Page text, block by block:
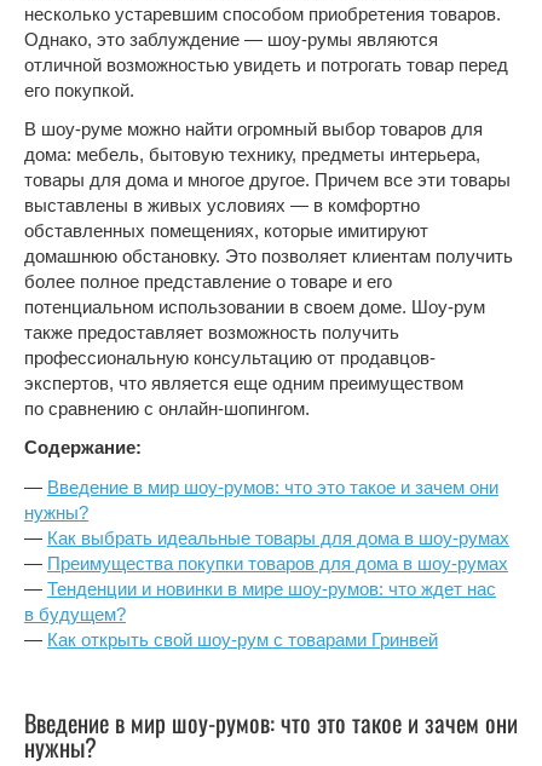
несколько устаревшим способом приобретения товаров.
Однако, это заблуждение — шоу-румы являются
отличной возможностью увидеть и потрогать товар перед
его покупкой.
В шоу-руме можно найти огромный выбор товаров для
дома: мебель, бытовую технику, предметы интерьера,
товары для дома и многое другое. Причем все эти товары
выставлены в живых условиях — в комфортно
обставленных помещениях, которые имитируют
домашнюю обстановку. Это позволяет клиентам получить
более полное представление о товаре и его
потенциальном использовании в своем доме. Шоу-рум
также предоставляет возможность получить
профессиональную консультацию от продавцов-
экспертов, что является еще одним преимуществом
по сравнению с онлайн-шопингом.
Содержание:
— Введение в мир шоу-румов: что это такое и зачем они
нужны?
— Как выбрать идеальные товары для дома в шоу-румах
— Преимущества покупки товаров для дома в шоу-румах
— Тенденции и новинки в мире шоу-румов: что ждет нас
в будущем?
— Как открыть свой шоу-рум с товарами Гринвей
Введение в мир шоу-румов: что это такое и зачем они
нужны?